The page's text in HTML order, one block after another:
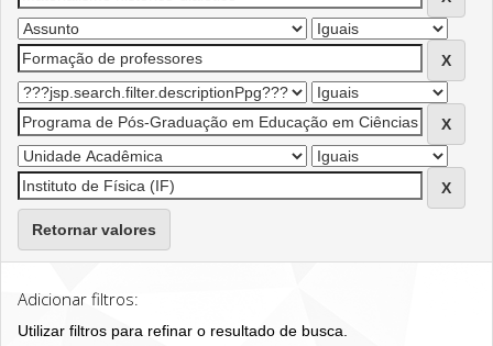
Retornar valores
Adicionar filtros:
Utilizar filtros para refinar o resultado de busca.